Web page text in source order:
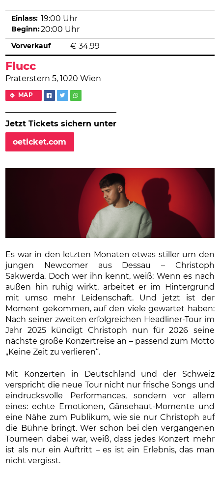
Flucc
Praterstern 5, 1020 Wien
MAP
Jetzt Tickets sichern unter
oeticket.com
Einlass: 19:00 Uhr
Beginn:20:00 Uhr
Vorverkauf € 34.99
Es war in den letzten Monaten etwas stiller um den
jungen Newcomer aus Dessau – Christoph
Sakwerda. Doch wer ihn kennt, weiß: Wenn es nach
außen hin ruhig wirkt, arbeitet er im Hintergrund
mit umso mehr Leidenschaft. Und jetzt ist der
Moment gekommen, auf den viele gewartet haben:
Nach seiner zweiten erfolgreichen Headliner-Tour im
Jahr 2025 kündigt Christoph nun für 2026 seine
nächste große Konzertreise an – passend zum Motto
„Keine Zeit zu verlieren“.
Mit Konzerten in Deutschland und der Schweiz
verspricht die neue Tour nicht nur frische Songs und
eindrucksvolle Performances, sondern vor allem
eines: echte Emotionen, Gänsehaut-Momente und
eine Nähe zum Publikum, wie sie nur Christoph auf
die Bühne bringt. Wer schon bei den vergangenen
Tourneen dabei war, weiß, dass jedes Konzert mehr
ist als nur ein Auftritt – es ist ein Erlebnis, das man
nicht vergisst.